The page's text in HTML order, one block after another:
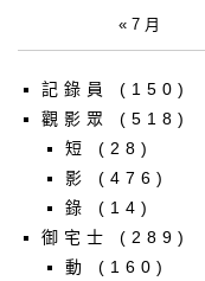
« 7 月
記錄員
(150)
觀影眾
(518)
短
(28)
影
(476)
錄
(14)
御宅士
(289)
動
(160)